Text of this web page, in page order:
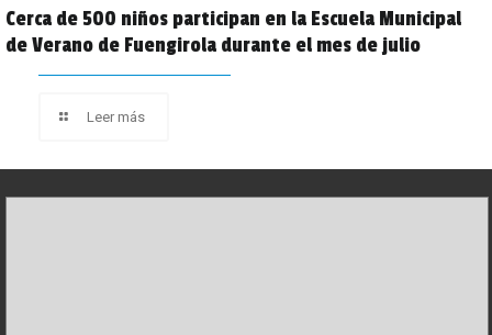
Cerca de 500 niños participan en la Escuela Municipal
de Verano de Fuengirola durante el mes de julio
Leer más